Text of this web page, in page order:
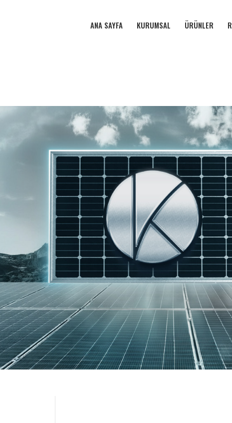
ANA SAYFA KURUMSAL ÜRÜNLER